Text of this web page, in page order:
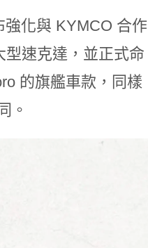
化與 KYMCO 合作
速克達，並正式命
的旗艦車款，同樣
。